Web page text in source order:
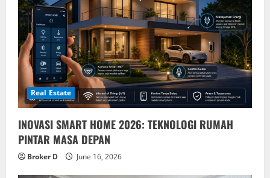
Real Estate
INOVASI SMART HOME 2026: TEKNOLOGI RUMAH
PINTAR MASA DEPAN
Broker D June 16, 2026